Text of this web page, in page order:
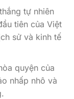
tự nhiên
tiên của Việt
sử và kinh tế
quyện của
nhấp nhô và